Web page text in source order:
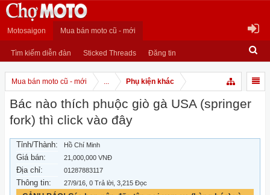
Motosaigon Mua bán moto cũ - mới
Tìm kiếm diễn đàn Sticked Threads Đăng tin
Mua bán moto cũ - mới ... Phụ kiện khác
Bác nào thích phuộc giò gà USA (springer
fork) thì click vào đây
Tỉnh/Thành: Hồ Chí Minh
Giá bán: 21,000,000 VNĐ
Địa chỉ: 01287883117
Thông tin: 27/9/16 , 0 Trả lời, 3,215 Đọc